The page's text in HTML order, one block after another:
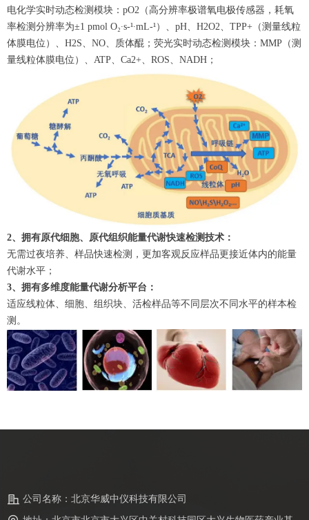
电化学实时动态检测模块：pO2（高分辨率极谱氧电极传感器，耗氧
率检测分辨率为±1 pmol O₂∙s-¹∙mL-¹）、pH、H2O2、TPP+（测量线粒
体膜电位）、H2S、NO、质体醌；荧光实时动态检测模块：MMP（测
量线粒体膜电位）、ATP、Ca2+、ROS、NADH；
2、拥有原代细胞、原代组织能量代谢快速检测技术：
无需过夜培养、样品快速检测，更加客观反应样品更接近体内的能量
代谢水平；
3、拥有多维度能量代谢分析平台：
适应线粒体、细胞、组织块、活检样品等不同层次不同水平的样本检
测。
公司名称： 北京华威中仪科技有限公司